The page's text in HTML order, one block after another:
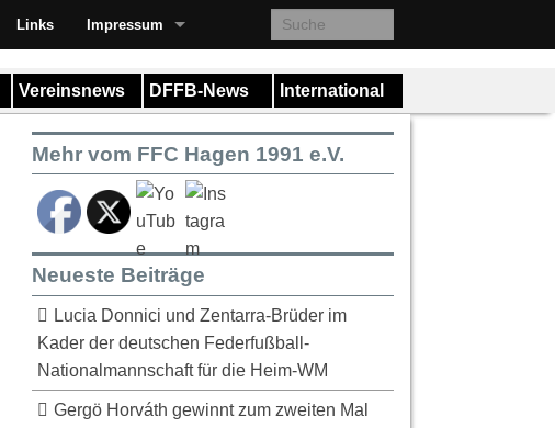
Links Impressum
Vereinsnews DFFB-News International
Mehr vom FFC Hagen 1991 e.V.
Neueste Beiträge
Lucia Donnici und Zentarra-Brüder im
Kader der deutschen Federfußball-
Nationalmannschaft für die Heim-WM
Gergö Horváth gewinnt zum zweiten Mal